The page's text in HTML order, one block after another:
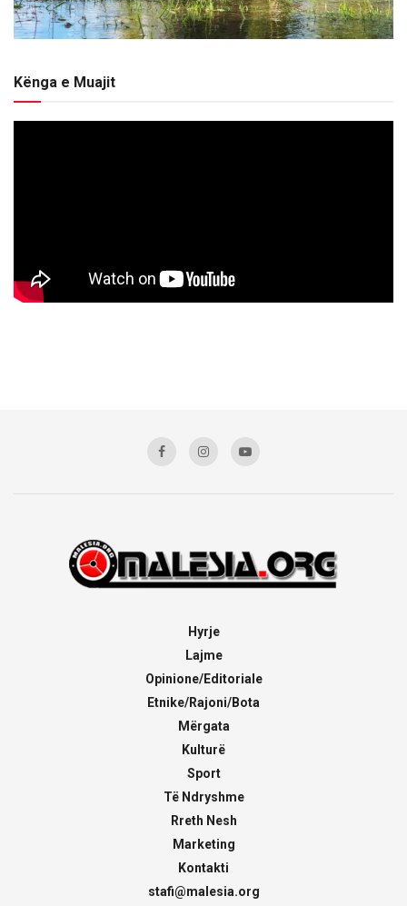
Kënga e Muajit
Hyrje
Lajme
Opinione/Editoriale
Etnike/Rajoni/Bota
Mërgata
Kulturë
Sport
Të Ndryshme
Rreth Nesh
Marketing
Kontakti
stafi@malesia.org